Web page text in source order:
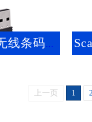
线条码成
上一页 1